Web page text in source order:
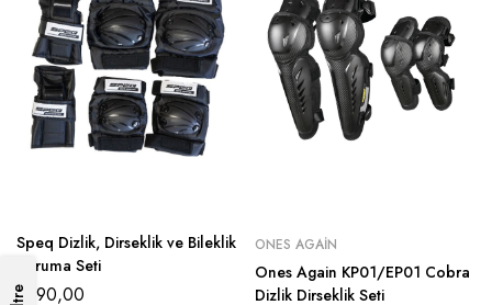
Speq Dizlik, Dirseklik ve Bileklik
Koruma Seti
₺ 990,00
ONES AGAIN
Ones Again KP01/EP01 Cobra
Dizlik Dirseklik Seti